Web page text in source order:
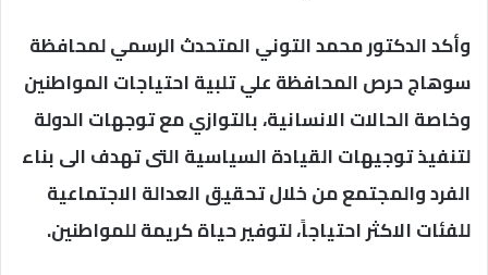
وأكد الدكتور محمد التوني المتحدث الرسمي لمحافظة
سوهاج حرص المحافظة علي تلبية احتياجات المواطنين
وخاصة الحالات الانسانية، بالتوازي مع توجهات الدولة
لتنفيذ توجيهات القيادة السياسية التى تهدف الى بناء
الفرد والمجتمع من خلال تحقيق العدالة الاجتماعية
للفئات الاكثر احتياجاً، لتوفير حياة كريمة للمواطنين.